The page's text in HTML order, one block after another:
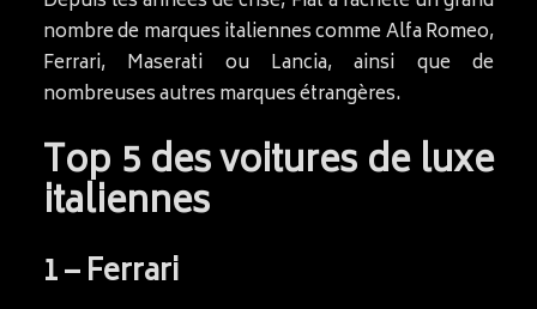
nombre de marques italiennes comme Alfa Romeo,
Ferrari, Maserati ou Lancia, ainsi que de
nombreuses autres marques étrangères.
Top 5 des voitures de luxe
italiennes
1 – Ferrari